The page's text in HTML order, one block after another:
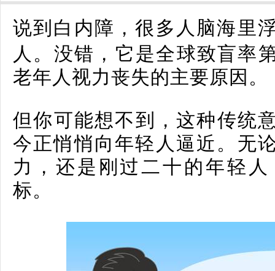
说到白内障，很多人脑海里
人。没错，它是全球致盲率
老年人视力丧失的主要原因。
但你可能想不到，这种传统
今正悄悄向年轻人逼近。无
力，还是刚过二十的年轻
标。